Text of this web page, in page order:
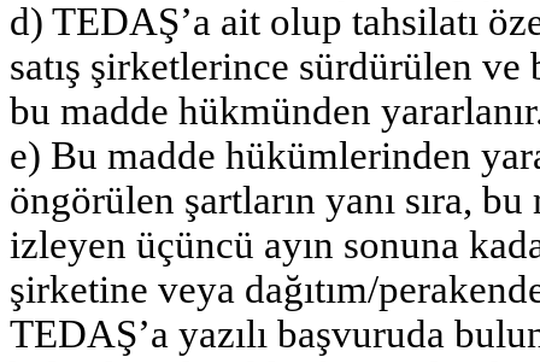
d) TEDAŞ’a ait olup tahsilatı
satış şirketlerince sürdürülen ve
bu madde hükmünden
e) Bu madde hükümlerinden
öngörülen şartların yanı sıra,
izleyen üçüncü ayın sonuna
şirketine veya dağıtım/
TEDAŞ’a yazılı başvuruda